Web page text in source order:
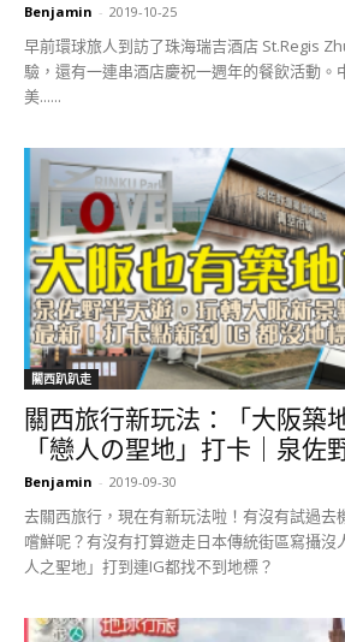
Benjamin - 2019-10-25
早前環球旅人到訪了珠海瑞吉酒店 St.Regis
驗，還有一連串酒店慶祝一週年的餐飲活動。
美......
關西趴趴走
關西旅行新玩法：「大阪築
「戀人の聖地」打卡｜泉佐
Benjamin - 2019-09-30
去關西旅行，現在有新玩法啦！有沒有試過去
嚐鮮呢？有沒有打算遊走日本傳統街區寫攝沒
人之聖地」打到連IG都找不到地標？